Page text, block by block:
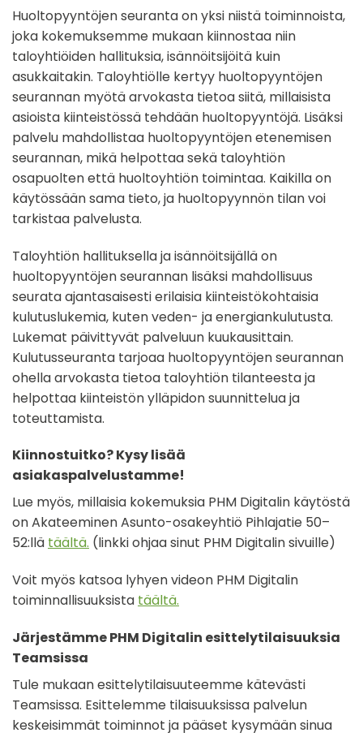
Huoltopyyntöjen seuranta on yksi niistä toiminnoista,
joka kokemuksemme mukaan kiinnostaa niin
taloyhtiöiden hallituksia, isännöitsijöitä kuin
asukkaitakin. Taloyhtiölle kertyy huoltopyyntöjen
seurannan myötä arvokasta tietoa siitä, millaisista
asioista kiinteistössä tehdään huoltopyyntöjä. Lisäksi
palvelu mahdollistaa huoltopyyntöjen etenemisen
seurannan, mikä helpottaa sekä taloyhtiön
osapuolten että huoltoyhtiön toimintaa. Kaikilla on
käytössään sama tieto, ja huoltopyynnön tilan voi
tarkistaa palvelusta.
Taloyhtiön hallituksella ja isännöitsijällä on
huoltopyyntöjen seurannan lisäksi mahdollisuus
seurata ajantasaisesti erilaisia kiinteistökohtaisia
kulutuslukemia, kuten veden- ja energiankulutusta.
Lukemat päivittyvät palveluun kuukausittain.
Kulutusseuranta tarjoaa huoltopyyntöjen seurannan
ohella arvokasta tietoa taloyhtiön tilanteesta ja
helpottaa kiinteistön ylläpidon suunnittelua ja
toteuttamista.
Kiinnostuitko? Kysy lisää
asiakaspalvelustamme!
Lue myös, millaisia kokemuksia PHM Digitalin käytöstä
on Akateeminen Asunto-osakeyhtiö Pihlajatie 50–
52:llä täältä. (linkki ohjaa sinut PHM Digitalin sivuille)
Voit myös katsoa lyhyen videon PHM Digitalin
toiminnallisuuksista täältä.
Järjestämme PHM Digitalin esittelytilaisuuksia
Teamsissa
Tule mukaan esittelytilaisuuteemme kätevästi
Teamsissa. Esittelemme tilaisuuksissa palvelun
keskeisimmät toiminnot ja pääset kysymään sinua